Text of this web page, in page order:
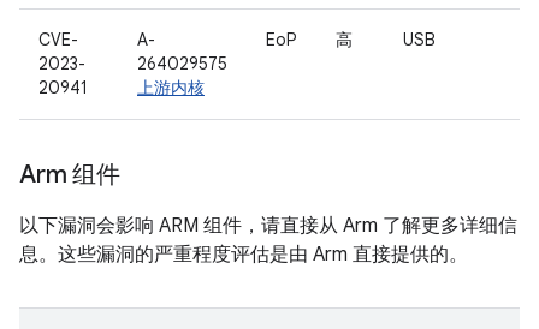
CVE-
2023-
20941
A-
264029575
上游内核
EoP 高 USB
Arm 组件
以下漏洞会影响 ARM 组件，请直接从 Arm 了解更多详细信
息。这些漏洞的严重程度评估是由 Arm 直接提供的。